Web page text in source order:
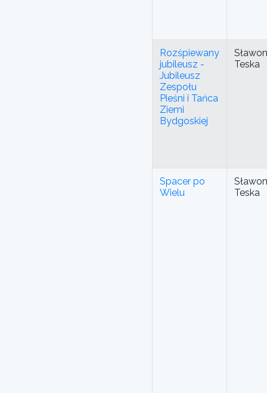
Rozśpiewany
jubileusz -
Jubileusz
Zespołu
Pieśni i Tańca
Ziemi
Bydgoskiej
Teska
Spacer po
Wielu
Teska